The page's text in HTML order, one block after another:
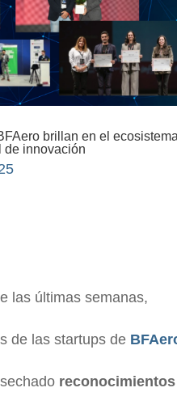
brillan en el ecosistema
de innovación
las últimas semanas,
de las startups de
reconocimientos